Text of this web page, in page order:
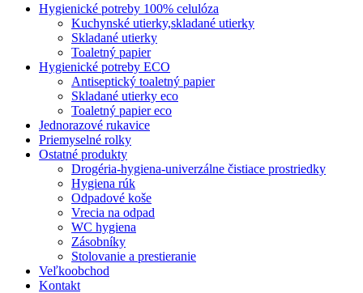
Hygienické potreby 100% celulóza
Kuchynské utierky,skladané utierky
Skladané utierky
Toaletný papier
Hygienické potreby ECO
Antiseptický toaletný papier
Skladané utierky eco
Toaletný papier eco
Jednorazové rukavice
Priemyselné rolky
Ostatné produkty
Drogéria-hygiena-univerzálne čistiace prostriedky
Hygiena rúk
Odpadové koše
Vrecia na odpad
WC hygiena
Zásobníky
Stolovanie a prestieranie
Veľkoobchod
Kontakt